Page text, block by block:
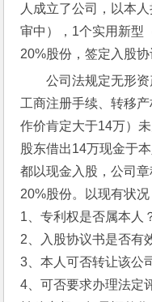
人成立了公司，以本
审中），1个实用新型
20%股份，签定入股协
公司法规定无形资
工商注册手续、转移
作价肯定大于14万）
股东借出14万现金于
都以现金入股，公司
20%股份。以现有状况
1、专利权是否属本人
2、入股协议书是否有
3、本人可否转让该公
4、可否要求办理法定